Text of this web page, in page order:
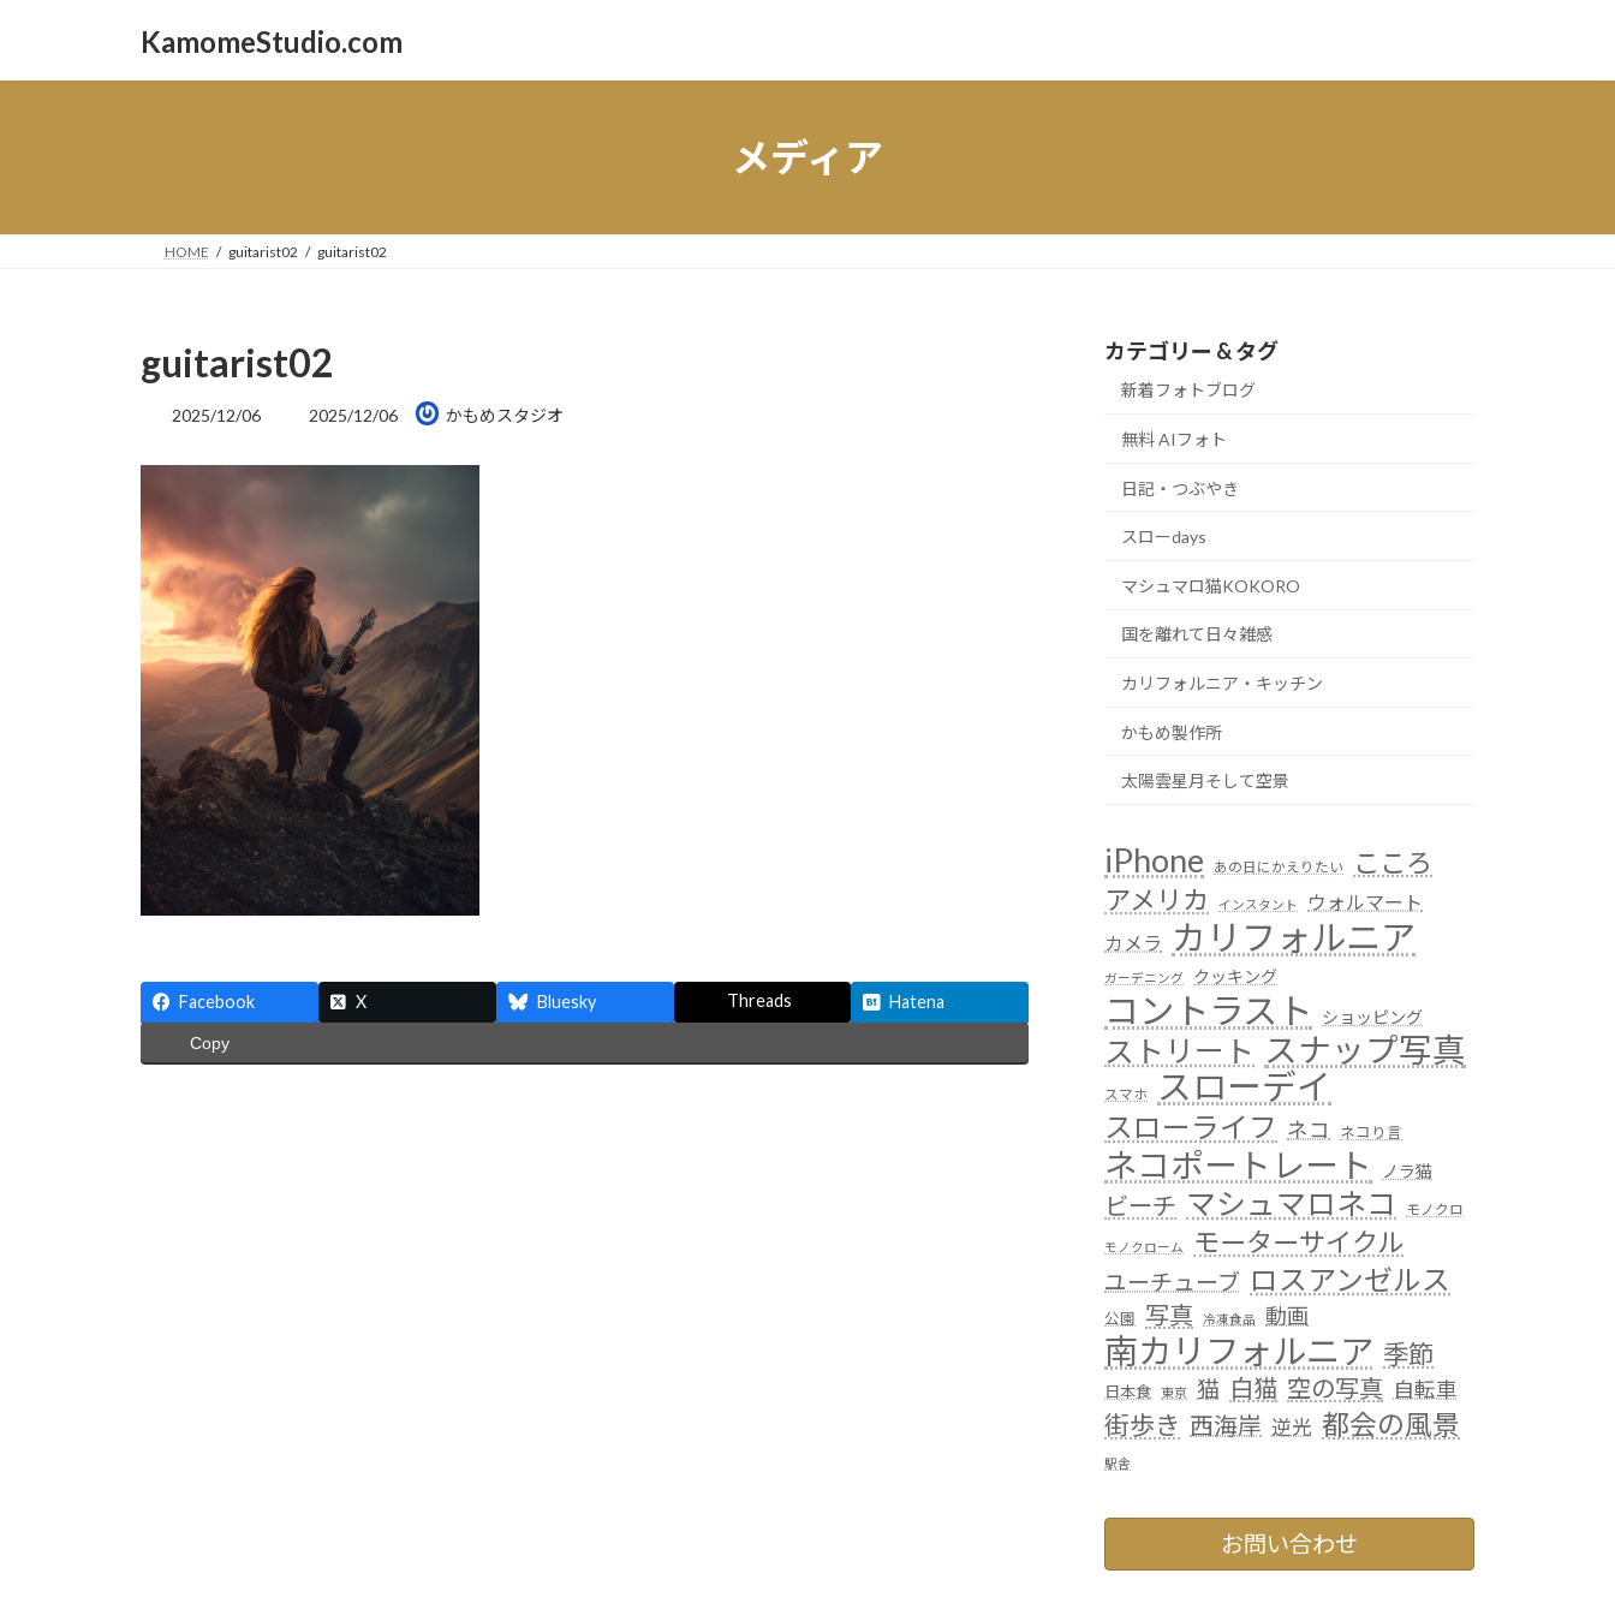
KamomeStudio.com
メディア
HOME guitarist02 guitarist02
guitarist02
2025/12/06
最
2025/12/06 かもめスタジオ
Facebook X Bluesky Threads Hatena
Copy
カテゴリー & タグ
新着フォトブログ
無料 AIフォト
日記・つぶやき
スローdays
マシュマロ猫KOKORO
国を離れて日々雑感
カリフォルニア・キッチン
かもめ製作所
太陽雲星月そして空景
iPhone あの日にかえりたい
こころ
アメリカ
インスタント
ウォルマート
カメラ
カリフォルニア
ガーデニング クッキング
コントラスト ショッピング
ストリート スナップ写真
スマホ スローデイ
スローライフ ネコ ネコり言
ネコポートレート ノラ猫
ビーチ マシュマロネコ モノクロ
モノクローム モーターサイクル
ユーチューブ ロスアンゼルス
公園 写真 冷凍食品 動画
南カリフォルニア 季節
日本食 東京 猫 白猫 空の写真 自転車
街歩き 西海岸 逆光 都会の風景
駅舎
お問い合わせ